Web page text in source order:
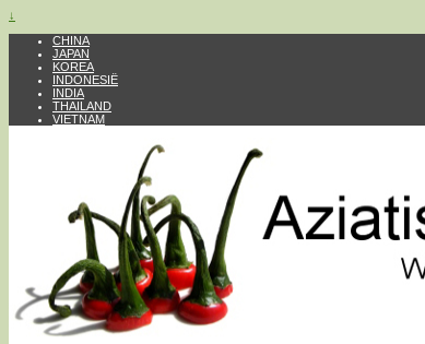
↓
CHINA
JAPAN
KOREA
INDONESIË
INDIA
THAILAND
VIETNAM